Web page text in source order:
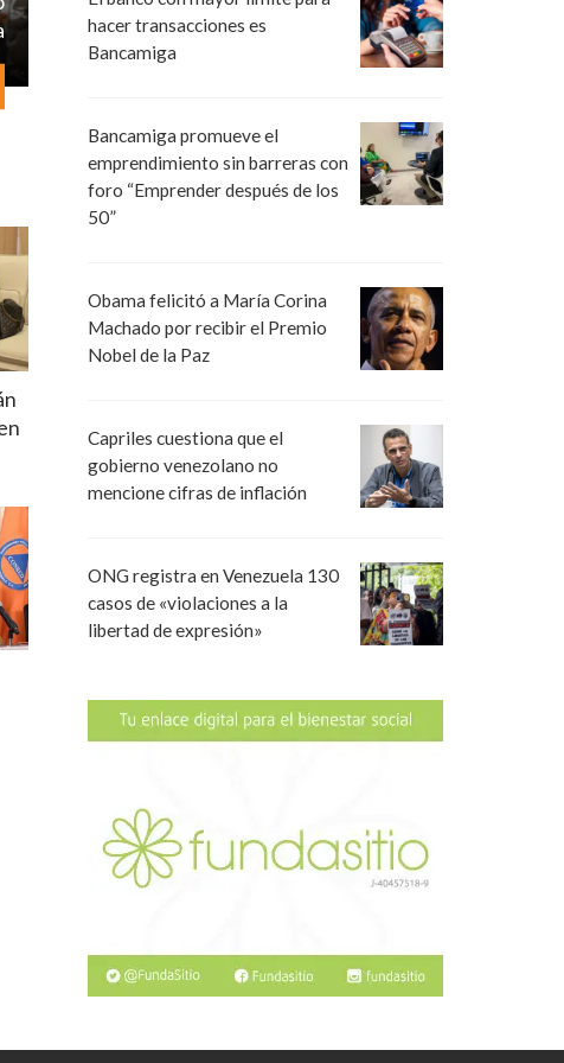
hacer transacciones es
Bancamiga
Bancamiga promueve el
emprendimiento sin barreras con
foro “Emprender después de los
50”
Obama felicitó a María Corina
Machado por recibir el Premio
Nobel de la Paz
Capriles cuestiona que el
gobierno venezolano no
mencione cifras de inflación
ONG registra en Venezuela 130
casos de «violaciones a la
libertad de expresión»